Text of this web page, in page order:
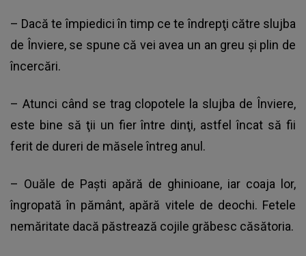
– Dacă te împiedici în timp ce te îndrepţi către slujba
de Înviere, se spune că vei avea un an greu şi plin de
încercări.
– Atunci când se trag clopotele la slujba de Înviere,
este bine să ţii un fier între dinţi, astfel încat să fii
ferit de dureri de măsele întreg anul.
– Ouăle de Paşti apără de ghinioane, iar coaja lor,
îngropată în pământ, apără vitele de deochi. Fetele
nemăritate dacă păstrează cojile grăbesc căsătoria.